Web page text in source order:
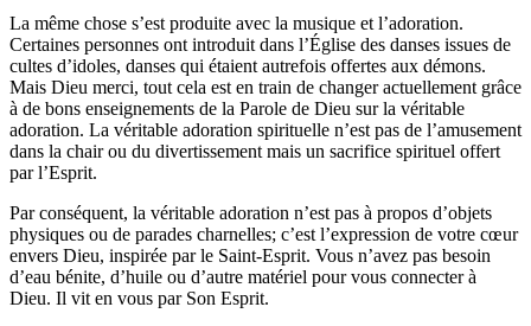
La même chose s’est produite avec la musique et l’adoration.
Certaines personnes ont introduit dans l’Église des danses issues de
cultes d’idoles, danses qui étaient autrefois offertes aux démons.
Mais Dieu merci, tout cela est en train de changer actuellement grâce
à de bons enseignements de la Parole de Dieu sur la véritable
adoration. La véritable adoration spirituelle n’est pas de l’amusement
dans la chair ou du divertissement mais un sacrifice spirituel offert
par l’Esprit.
Par conséquent, la véritable adoration n’est pas à propos d’objets
physiques ou de parades charnelles; c’est l’expression de votre cœur
envers Dieu, inspirée par le Saint-Esprit. Vous n’avez pas besoin
d’eau bénite, d’huile ou d’autre matériel pour vous connecter à
Dieu. Il vit en vous par Son Esprit.